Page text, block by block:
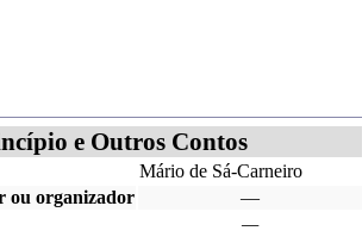
e Outros Contos
Mário de Sá-Carneiro
ou organizador
—
—